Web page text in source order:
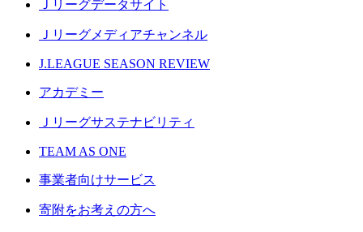
Ｊリーグデータサイト
Ｊリーグメディアチャンネル
J.LEAGUE SEASON REVIEW
アカデミー
Ｊリーグサステナビリティ
TEAM AS ONE
事業者向けサービス
寄附をお考えの方へ